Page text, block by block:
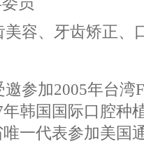
容、牙齿矫正、
加2005年台湾
韩国国际口腔种
一代表参加美国